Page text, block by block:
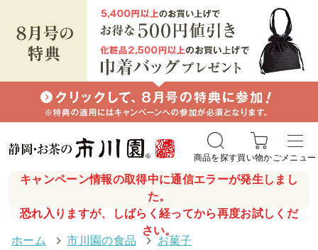
キャンペーン情報の取得中に通信エラーが発生しまし
た。
恐れ入りますが、しばらく経ってから再度お試しくだ
さい。
商品を探す買い物かごメニュー
ホーム > 市川園の食品 >
お菓子